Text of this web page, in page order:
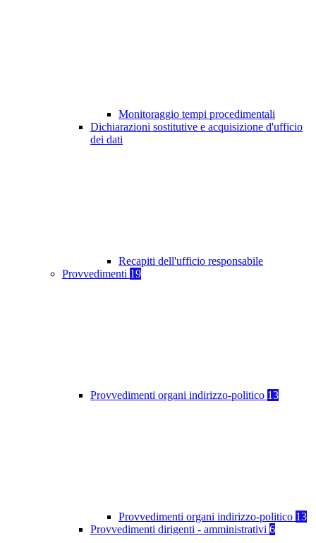
Monitoraggio tempi procedimentali
Dichiarazioni sostitutive e acquisizione d'ufficio
dei dati
Recapiti dell'ufficio responsabile
Provvedimenti 19
Provvedimenti organi indirizzo-politico 13
Provvedimenti organi indirizzo-politico 13
Provvedimenti dirigenti - amministrativi 6